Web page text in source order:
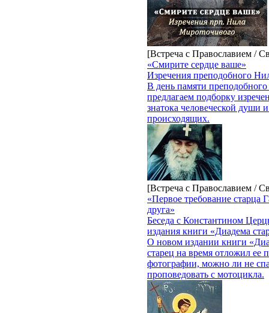
[Встреча с Православием /
«Смирите сердце ваше»
Изречения преподобного
В день памяти
предлагаем подборку
знатока человеческой души
происходящих.
[Встреча с Православием /
«Первое требование старца
друга»
Беседа с Константином
издания книги «Диадема
О новом издании книги
старец на время отложил ее
фотографии, можно ли не
проповедовать с мотоцикла.